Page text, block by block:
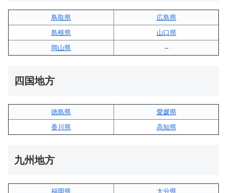
鳥取県
広島県
島根県
山口県
岡山県
–
四国地方
徳島県
愛媛県
香川県
高知県
九州地方
福岡県 大分県